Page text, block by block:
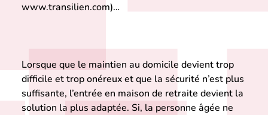
www.transilien.com)…
Lorsque que le maintien au domicile devient trop
difficile et trop onéreux et que la sécurité n’est plus
suffisante, l’entrée en maison de retraite devient la
solution la plus adaptée. Si, la personne âgée ne